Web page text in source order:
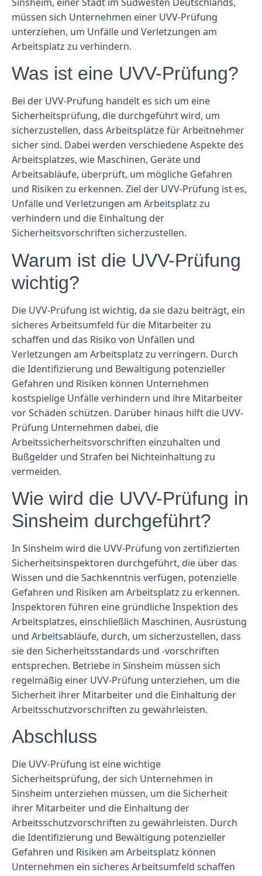
müssen sich Unternehmen einer UVV-Prüfung
unterziehen, um Unfälle und Verletzungen am
Arbeitsplatz zu verhindern.
Was ist eine UVV-Prüfung?
Bei der UVV-Prüfung handelt es sich um eine
Sicherheitsprüfung, die durchgeführt wird, um
sicherzustellen, dass Arbeitsplätze für Arbeitnehmer
sicher sind. Dabei werden verschiedene Aspekte des
Arbeitsplatzes, wie Maschinen, Geräte und
Arbeitsabläufe, überprüft, um mögliche Gefahren
und Risiken zu erkennen. Ziel der UVV-Prüfung ist es,
Unfälle und Verletzungen am Arbeitsplatz zu
verhindern und die Einhaltung der
Sicherheitsvorschriften sicherzustellen.
Warum ist die UVV-Prüfung
wichtig?
Die UVV-Prüfung ist wichtig, da sie dazu beiträgt, ein
sicheres Arbeitsumfeld für die Mitarbeiter zu
schaffen und das Risiko von Unfällen und
Verletzungen am Arbeitsplatz zu verringern. Durch
die Identifizierung und Bewältigung potenzieller
Gefahren und Risiken können Unternehmen
kostspielige Unfälle verhindern und ihre Mitarbeiter
vor Schäden schützen. Darüber hinaus hilft die UVV-
Prüfung Unternehmen dabei, die
Arbeitssicherheitsvorschriften einzuhalten und
Bußgelder und Strafen bei Nichteinhaltung zu
vermeiden.
Wie wird die UVV-Prüfung in
Sinsheim durchgeführt?
In Sinsheim wird die UVV-Prüfung von zertifizierten
Sicherheitsinspektoren durchgeführt, die über das
Wissen und die Sachkenntnis verfügen, potenzielle
Gefahren und Risiken am Arbeitsplatz zu erkennen.
Inspektoren führen eine gründliche Inspektion des
Arbeitsplatzes, einschließlich Maschinen, Ausrüstung
und Arbeitsabläufe, durch, um sicherzustellen, dass
sie den Sicherheitsstandards und -vorschriften
entsprechen. Betriebe in Sinsheim müssen sich
regelmäßig einer UVV-Prüfung unterziehen, um die
Sicherheit ihrer Mitarbeiter und die Einhaltung der
Arbeitsschutzvorschriften zu gewährleisten.
Abschluss
Die UVV-Prüfung ist eine wichtige
Sicherheitsprüfung, der sich Unternehmen in
Sinsheim unterziehen müssen, um die Sicherheit
ihrer Mitarbeiter und die Einhaltung der
Arbeitsschutzvorschriften zu gewährleisten. Durch
die Identifizierung und Bewältigung potenzieller
Gefahren und Risiken am Arbeitsplatz können
Unternehmen ein sicheres Arbeitsumfeld schaffen